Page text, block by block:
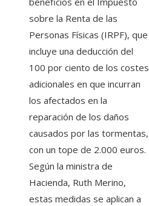
sobre la Renta de las
Personas Físicas (IRPF), que
incluye una deducción del
100 por ciento de los costes
adicionales en que incurran
los afectados en la
reparación de los daños
causados ​​por las tormentas,
con un tope de 2.000 euros.
Según la ministra de
Hacienda, Ruth Merino,
estas medidas se aplican a